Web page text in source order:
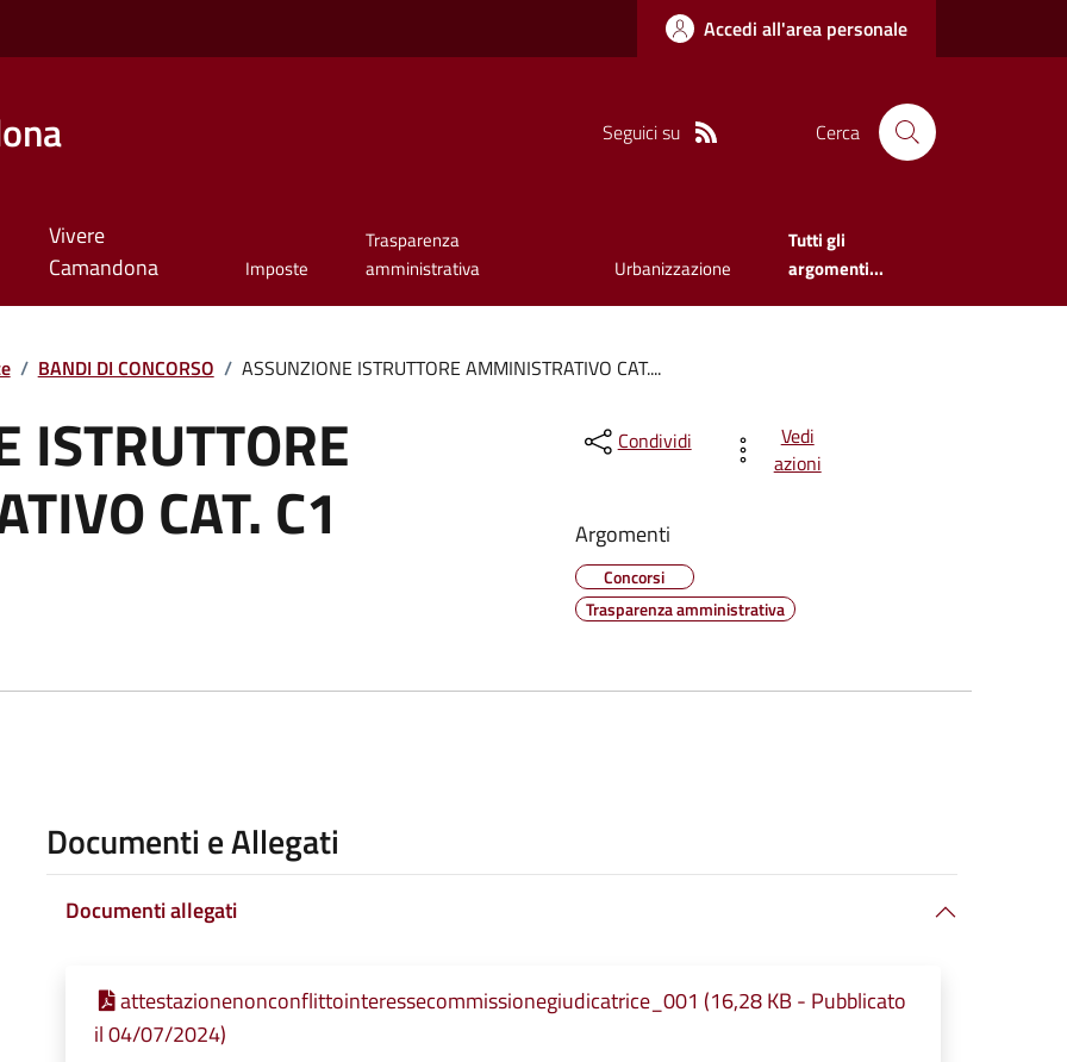
Accedi all'area personale
Seguici su Cerca
Vivere
Camandona
Imposte
Trasparenza
amministrativa
Urbanizzazione
Tutti gli
argomenti...
/ BANDI DI CONCORSO / ASSUNZIONE ISTRUTTORE AMMINISTRATIVO CAT....
ISTRUTTORE
CAT. C1
Condividi
Vedi
azioni
Argomenti
Concorsi
Trasparenza amministrativa
Documenti e Allegati
Documenti allegati
attestazionenonconflittointeressecommissionegiudicatrice_001 (16,28 KB - Pubblicato
il 04/07/2024)